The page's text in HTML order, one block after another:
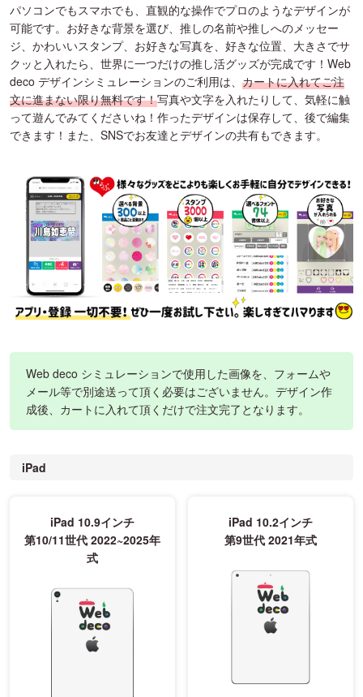
パソコンでもスマホでも、直観的な操作でプロのようなデザインが
可能です。お好きな背景を選び、推しの名前や推しへのメッセー
ジ、かわいいスタンプ、お好きな写真を、好きな位置、大きさでサ
クッと入れたら、世界に一つだけの推し活グッズが完成です！Web
deco デザインシミュレーションのご利用は、 カートに入れてご注
文に進まない限り無料です！写真や文字を入れたりして、気軽に触
って遊んでみてくださいね！作ったデザインは保存して、後で編集
できます！また、SNSでお友達とデザインの共有もできます。
Web deco シミュレーションで使用した画像を、フォームや
メール等で別途送って頂く必要はございません。デザイン作
成後、カートに入れて頂くだけで注文完了となります。
iPad
iPad 10.9インチ
第10/11世代 2022~2025年
式
iPad 10.2インチ
第9世代 2021年式